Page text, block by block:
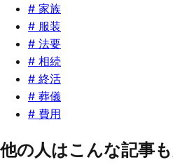
# 家族
# 服装
# 法要
# 相続
# 終活
# 葬儀
# 費用
他の人はこんな記事